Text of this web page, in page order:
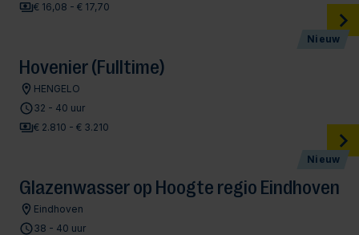
€ 16,08 - € 17,70
Nieuw
Hovenier (Fulltime)
HENGELO
32 - 40 uur
€ 2.810 - € 3.210
Nieuw
Glazenwasser op Hoogte regio Eindhoven
Eindhoven
38 - 40 uur